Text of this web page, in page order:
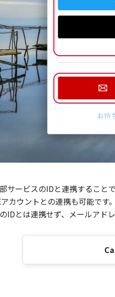
ービスのIDと連携すること
カウントとの連携も可能です。
とは連携せず、メールアド